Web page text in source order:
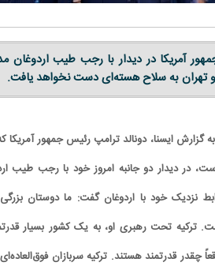
آمریکا در دیدار با رجب طیب اردوغان
و تهران به سلاح هسته‌ای دست نخواهد یافت.
به گزارش ایسنا، دونالد ترامپ رئیس جمهور آمریکا
در دیدار دو جانبه امروز خود با رجب طیب
نزدیک خود با اردوغان گفت: ما دوستان
ترکیه تحت رهبری او، به یک کشور بسیار
چقدر قدرتمند هستند. ترکیه سربازان